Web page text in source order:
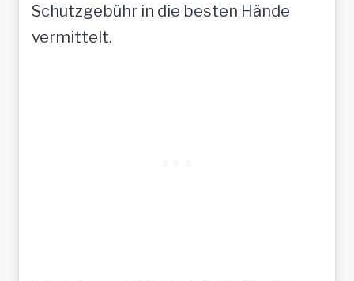
Schutzgebühr in die besten Hände
vermittelt.